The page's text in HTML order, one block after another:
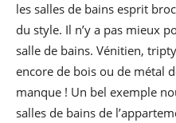
les salles de bains esprit
du style. Il n’y a pas mieux
salle de bains. Vénitien,
encore de bois ou de métal
manque ! Un bel exemple
salles de bains de